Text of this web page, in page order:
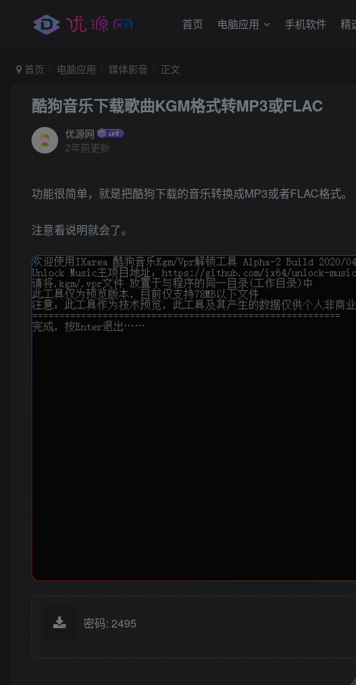
首页 电脑应用 手机软件 精
首页 电脑应用 媒体影音 正文
酷狗音乐下载歌曲KGM格式转MP3或FLAC
优源网
2年前更新
功能很简单，就是把酷狗下载的音乐转换成MP3或者FLAC格式。
注意看说明就会了。
密码: 2495